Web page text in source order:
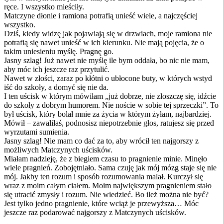
ręce. I wszystko mieściły.
Matczyne dłonie i ramiona potrafią unieść wiele, a najczęściej
wszystko.
Dziś, kiedy widzę jak pojawiają się w drzwiach, moje ramiona nie
potrafią się nawet unieść w ich kierunku. Nie mają pojęcia, że o
takim uniesieniu myślę. Pragnę go.
Jasny szlag! Już nawet nie myślę ile bym oddała, bo nic nie mam,
aby móc ich jeszcze raz przytulić.
Nawet w złości, zaraz po kłótni o ubłocone buty, w których wstyd
iść do szkoły, a domyć się nie da.
I ten uścisk w którym mówiłam „już dobrze, nie złoszczę się, idźcie
do szkoły z dobrym humorem. Nie noście w sobie tej sprzeczki”. To
był uścisk, który bolał mnie za życia w którym żyłam, najbardziej.
Mówił – zawaliłaś, podnosisz niepotrzebnie głos, ratujesz się przed
wyrzutami sumienia.
Jasny szlag! Nie mam co dać za to, aby wrócił ten najgorszy z
możliwych Matczynych uścisków.
Miałam nadzieję, że z biegiem czasu to pragnienie minie. Minęło
wiele pragnień. Zobojętniało. Sama czuję jak mój mózg staje się nie
mój. Jakby ten rozum i sposób rozumowania malał. Kurczył się
wraz z moim całym ciałem. Moim największym pragnieniem stało
się utracić zmysły i rozum. Nie wiedzieć. Bo ileż można nie być?
Jest tylko jedno pragnienie, które wciąż je przewyższa… Móc
jeszcze raz podarować najgorszy z Matczynych uścisków.